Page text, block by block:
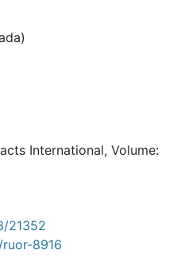
International, Volume:
21352
8916